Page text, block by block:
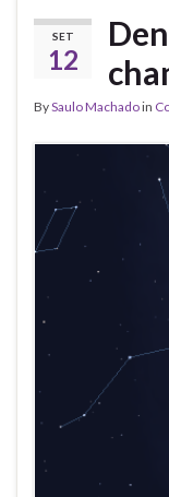
SET
12
BySaulo Machadoin